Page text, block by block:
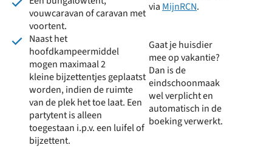
vouwcaravan of caravan met
voortent.
Naast het
hoofdkampeermiddel
mogen maximaal 2
kleine bijzettentjes geplaatst
worden, indien de ruimte
van de plek het toe laat. Een
partytent is alleen
toegestaan i.p.v. een luifel of
bijzettent.
via MijnRCN.
Gaat je huisdier
mee op vakantie?
Dan is de
eindschoonmaak
wel verplicht en
automatisch in de
boeking verwerkt.